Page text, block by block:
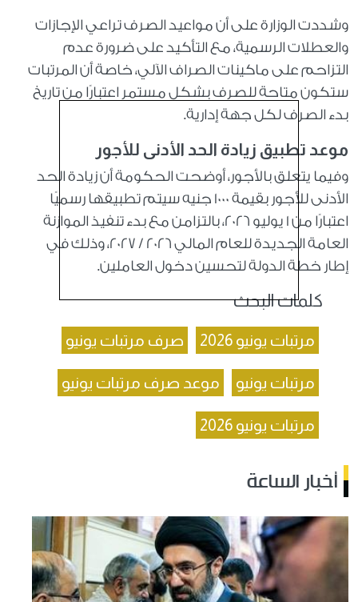
وشددت الوزارة على أن مواعيد الصرف تراعي الإجازات
والعطلات الرسمية، مع التأكيد على ضرورة عدم
التزاحم على ماكينات الصراف الآلي، خاصة أن المرتبات
ستكون متاحة للصرف بشكل مستمر اعتبارًا من تاريخ
بدء الصرف لكل جهة إدارية.
موعد تطبيق زيادة الحد الأدنى للأجور
وفيما يتعلق بالأجور، أوضحت الحكومة أن زيادة الحد
الأدنى للأجور بقيمة 1000 جنيه سيتم تطبيقها رسميًا
اعتبارًا من 1 يوليو 2026، بالتزامن مع بدء تنفيذ الموازنة
العامة الجديدة للعام المالي 2026 / 2027، وذلك في
إطار خطة الدولة لتحسين دخول العاملين.
كلمات البحث
مرتبات يونيو 2026 صرف مرتبات يونيو
مرتبات يونيو موعد صرف مرتبات يونيو
مرتبات يونيو 2026
أخبار الساعة